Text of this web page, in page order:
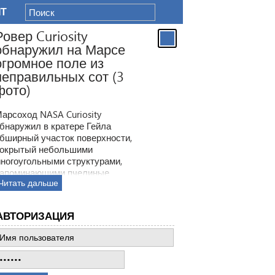
Curiosity
на Марсе
поле из
сот (3
NASA Curiosity
в кратере Гейла
участок поверхности,
небольшими
структурами,
пчелиные
Ранее ровер находил
все предыдущее такие
дальше